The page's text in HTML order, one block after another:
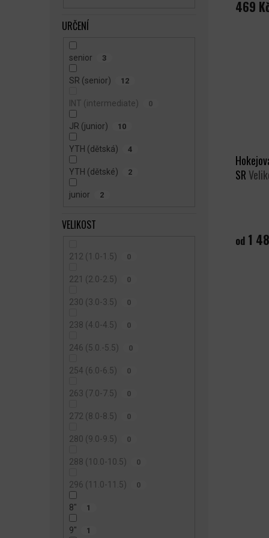
URČENÍ
senior 3
SR (senior) 12
INT (intermediate) 0
JR (junior) 10
YTH (dětská) 4
YTH (dětské) 2
junior 2
VELIKOST
212 (1.0-1.5) 0
221 (2.0-2.5) 0
230 (3.0-3.5) 0
238 (4.0-4.5) 0
246 (5.0.-5.5) 0
254 (6.0-6.5) 0
263 (7.0-7.5) 0
272 (8.0-8.5) 0
280 (9.0-9.5) 0
288 (10.0-10.5) 0
296 (11.0-11.5) 0
8" 1
9" 1
469
SR
od 1